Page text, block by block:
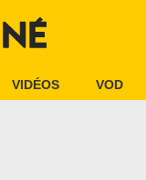
VIDÉOS VOD